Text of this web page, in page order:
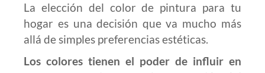
La elección del color de pintura para tu
hogar es una decisión que va mucho más
allá de simples preferencias estéticas.
Los colores tienen el poder de influir en